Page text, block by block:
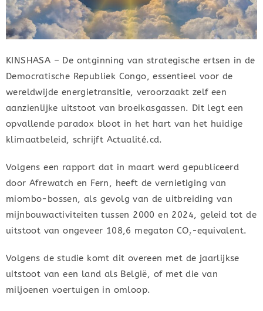
KINSHASA – De ontginning van strategische ertsen in de
Democratische Republiek Congo, essentieel voor de
wereldwijde energietransitie, veroorzaakt zelf een
aanzienlijke uitstoot van broeikasgassen. Dit legt een
opvallende paradox bloot in het hart van het huidige
klimaatbeleid, schrijft Actualité.cd.
Volgens een rapport dat in maart werd gepubliceerd
door Afrewatch en Fern, heeft de vernietiging van
miombo-bossen, als gevolg van de uitbreiding van
mijnbouwactiviteiten tussen 2000 en 2024, geleid tot de
uitstoot van ongeveer 108,6 megaton CO₂-equivalent.
Volgens de studie komt dit overeen met de jaarlijkse
uitstoot van een land als België, of met die van
miljoenen voertuigen in omloop.